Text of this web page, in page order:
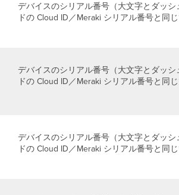
カ
ル
タ
ス
ペ
設
定
デバイスのシリアル番号（大文字とダッシ
ドの Cloud ID／Meraki シリアル番号と同
デバイスのシリアル番号（大文字とダッシ
ドの Cloud ID／Meraki シリアル番号と同
デバイスのシリアル番号（大文字とダッシ
ドの Cloud ID／Meraki シリアル番号と同